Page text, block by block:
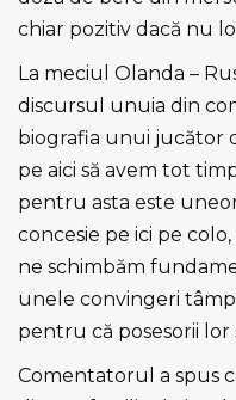
chiar pozitiv dacă nu
La meciul Olanda –
discursul unuia din
biografia unui jucător
pe aici să avem tot
pentru asta este
concesie pe ici pe
ne schimbăm
unele convingeri
pentru că posesorii lor
Comentatorul a spus